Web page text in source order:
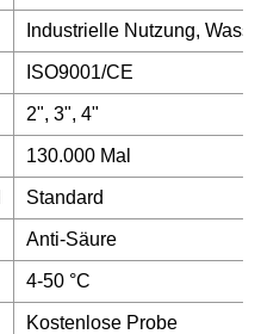
Industrielle Nutzung,
ISO9001/CE
2", 3", 4"
130.000 Mal
Standard
Anti-Säure
4-50 °C
Kostenlose Probe